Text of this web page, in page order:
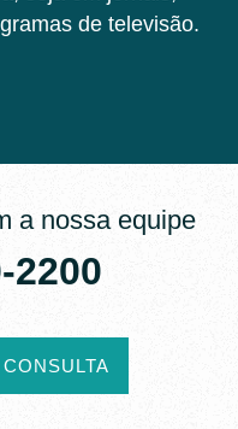
de televisão.
a nossa equipe
2200​